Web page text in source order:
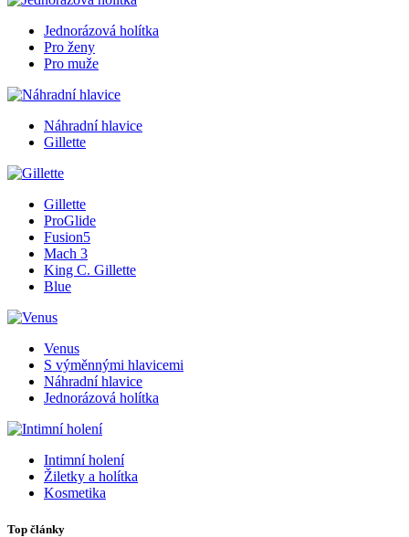
Jednorázová holítka
Pro ženy
Pro muže
Náhradní hlavice
Gillette
Gillette
ProGlide
Fusion5
Mach 3
King C. Gillette
Blue
Venus
S výměnnými hlavicemi
Náhradní hlavice
Jednorázová holítka
Intimní holení
Žiletky a holítka
Kosmetika
Top články